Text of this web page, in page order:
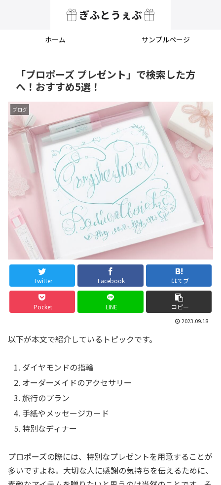
ホーム サンプルページ
「プロポーズ プレゼント」で検索した方
へ！おすすめ5選！
ブログ
Twitter Facebook はてブ
Pocket LINE コピー
2023.09.18
以下が本文で紹介しているトピックです。
ダイヤモンドの指輪
オーダーメイドのアクセサリー
旅行のプラン
手紙やメッセージカード
特別なディナー
プロポーズの際には、特別なプレゼントを用意することが
多いですよね。大切な人に感謝の気持ちを伝えるために、